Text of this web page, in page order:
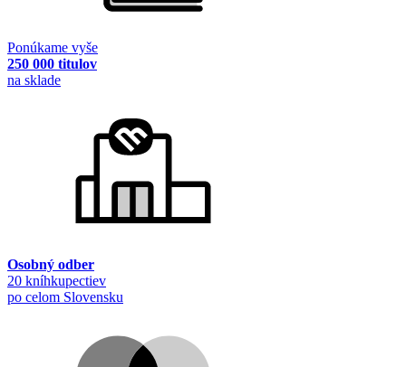
Ponúkame vyše
250 000 titulov
na sklade
Osobný odber
20 kníhkupectiev
po celom Slovensku